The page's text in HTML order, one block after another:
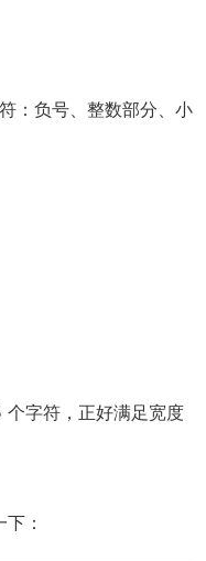
：负号、整数部分、小
字符，正好满足宽度
：